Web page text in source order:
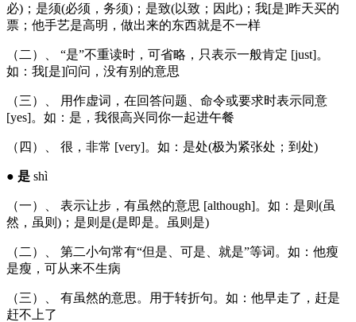
必)；是须(必须，务须)；是致(以致；因此)；我[是]昨天买的
票；他手艺是高明，做出来的东西就是不一样
（二）、 “是”不重读时，可省略，只表示一般肯定 [just]。
如：我[是]问问，没有别的意思
（三）、 用作虚词，在回答问题、命令或要求时表示同意
[yes]。如：是，我很高兴同你一起进午餐
（四）、 很，非常 [very]。如：是处(极为紧张处；到处)
● 是 shì
（一）、 表示让步，有虽然的意思 [although]。如：是则(虽
然，虽则)；是则是(是即是。虽则是)
（二）、 第二小句常有“但是、可是、就是”等词。如：他瘦
是瘦，可从来不生病
（三）、 有虽然的意思。用于转折句。如：他早走了，赶是
赶不上了